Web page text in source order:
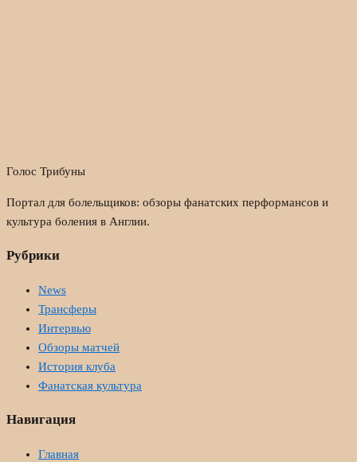
Голос Трибуны
Портал для болельщиков: обзоры фанатских перформансов и
культура боления в Англии.
Рубрики
News
Трансферы
Интервью
Обзоры матчей
История клуба
Фанатская культура
Навигация
Главная